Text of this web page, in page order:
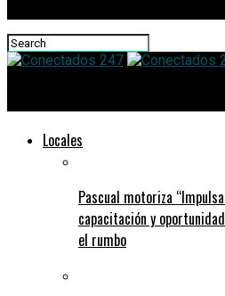
Locales
Pascual motoriza
capacitación y
el rumbo